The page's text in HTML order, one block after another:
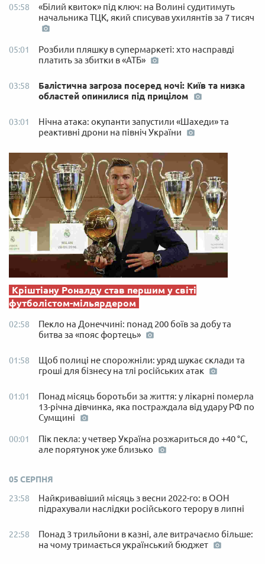
05:58
«Білий квиток» під ключ: на Волині судитимуть
начальника ТЦК, який списував ухилянтів за 7 тисяч
05:01
Розбили пляшку в супермаркеті: хто насправді
платить за збитки в «АТБ»
03:58
Балістична загроза посеред ночі: Київ та низка
областей опинилися під прицілом
03:01
Нічна атака: окупанти запустили «Шахеди» та
реактивні дрони на північ України
Кріштіану Роналду став першим у світі
футболістом-мільярдером
02:58
Пекло на Донеччині: понад 200 боїв за добу та
битва за «пояс фортець»
01:58
Щоб полиці не спорожніли: уряд шукає склади та
гроші для бізнесу на тлі російських атак
01:01
Понад місяць боротьби за життя: у лікарні померла
13-річна дівчинка, яка постраждала від удару РФ по
Сумщині
00:01
Пік пекла: у четвер Україна розжариться до +40 °C,
але порятунок уже близько
05 СЕРПНЯ
23:58
Найкривавіший місяць з весни 2022-го: в ООН
підрахували наслідки російського терору в липні
22:58
Понад 3 трильйони в казні, але витрачаємо більше:
на чому тримається український бюджет